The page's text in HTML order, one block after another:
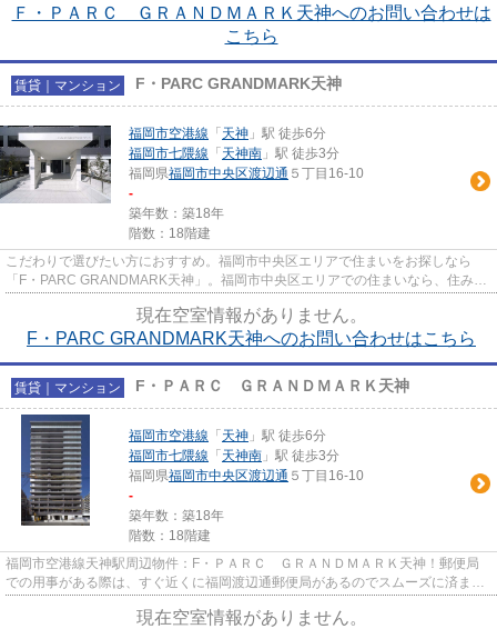
Ｆ・ＰＡＲＣ ＧＲＡＮＤＭＡＲＫ天神へのお問い合わせは
こちら
賃貸｜マンション F・PARC GRANDMARK天神
福岡市空港線 「天神 」駅 徒歩6分
福岡市七隈線 「天神南 」駅 徒歩3分
福岡県福岡市中央区渡辺通 ５丁目16-10
-
築年数：築18年
階数：18階建
こだわりで選びたい方におすすめ。福岡市中央区エリアで住まいをお探しなら
「F・PARC GRANDMARK天神」。福岡市中央区エリアでの住まいなら、住み心
地も快適な「F・PARC GRANDMARK天神...
現在空室情報がありません。
F・PARC GRANDMARK天神へのお問い合わせはこちら
賃貸｜マンション F・ＰＡＲＣ ＧＲＡＮＤＭＡＲＫ天神
福岡市空港線 「天神 」駅 徒歩6分
福岡市七隈線 「天神南 」駅 徒歩3分
福岡県福岡市中央区渡辺通 ５丁目16-10
-
築年数：築18年
階数：18階建
福岡市空港線天神駅周辺物件：F・ＰＡＲＣ ＧＲＡＮＤＭＡＲＫ天神！郵便局
での用事がある際は、すぐ近くに福岡渡辺通郵便局があるのでスムーズに済ませ
られます！新婚生活を落ち着い...
現在空室情報がありません。